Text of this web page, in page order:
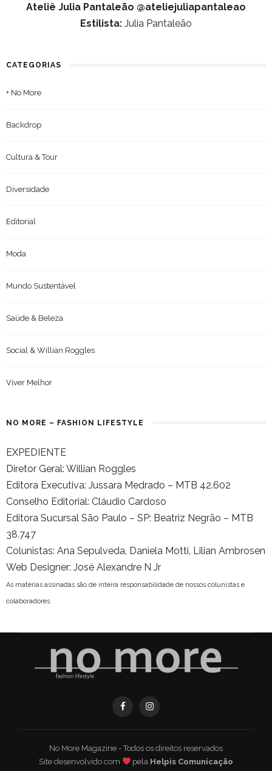
Ateliê Julia Pantaleão @ateliejuliapantaleao
Estilista: Julia Pantaleão
CATEGORIAS
+ No More
Backdrop
Cultura & Tour
Diversidade
Editorial
Moda
Mundo Sustentável
Saúde & Beleza
Social & Willian Roggles
Viver Melhor
NO MORE – FASHION LIFESTYLE
EXPEDIENTE
Diretor Geral: Willian Roggles
Editora Executiva: Jussara Medrado – MTB 42.602
Conselho Editorial: Cláudio Cardoso
Editora Sucursal São Paulo – SP: Beatriz Negrão – MTB
38.747
Colunistas: Ana Sepulveda, Daniela Motti, Lilian Ambrosen
Web Designer: José Alexandre N Jr
As matérias assinadas são de inteira responsabilidade de nossos colunistas e
colaboradores.
No More Magazine - Todos os direitos reservados
Site desenvolvido com
pela Helpis Comunicação